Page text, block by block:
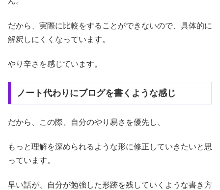
だから、実際に比較をすることができないので、具体的に
解釈しにくくなっています。
やり辛さを感じています。
ノート代わりにブログを書くような感じ
だから、この際、自分のやり易さを優先し、
もっと理解を深められるような形に修正していきたいと思
っています。
早い話が、自分が勉強した形跡を残していくような書き方